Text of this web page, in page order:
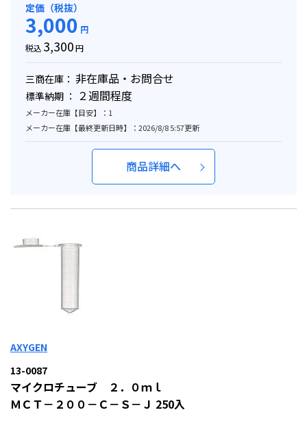
定価（税抜）
3,000 円
税込 3,300円
三商在庫： 非在庫品・お問合せ
標準納期 ： ２週間程度
メーカー在庫【目安】：1
メーカー在庫【最終更新日時】：2026/8/8 5:57更新
商品詳細へ
AXYGEN
13-0087
マイクロチューブ ２．０ｍｌ
ＭＣＴ－２００－Ｃ－Ｓ－Ｊ 250入